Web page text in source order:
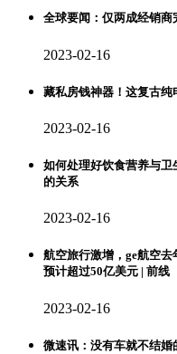
全球要闻：仅两成经销商
2023-02-16
藏私房钱神器！这复古纯
2023-02-16
如何处理好饮食营养与
的关系
2023-02-16
航空旅行激增，ge航空
预计超过50亿美元 | 前线
2023-02-16
微速讯：没有车就不结婚